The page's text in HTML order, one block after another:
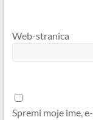
Web-stranica
Spremi moje ime,